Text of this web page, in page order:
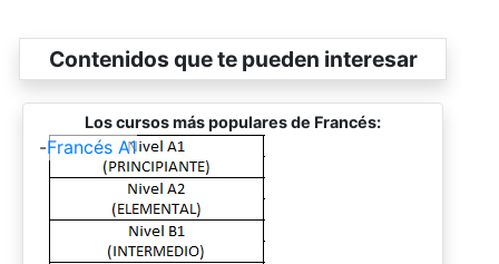
Contenidos que te pueden interesar
Los cursos más populares de Francés:
-Francés A1